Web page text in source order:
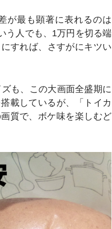
が最も顕著に表れるのは
う人でも、1万円を切る端
すれば、さすがにキツい
も、この大画面全盛期に
載しているが、「トイカ
質で、ボケ味を楽しむど